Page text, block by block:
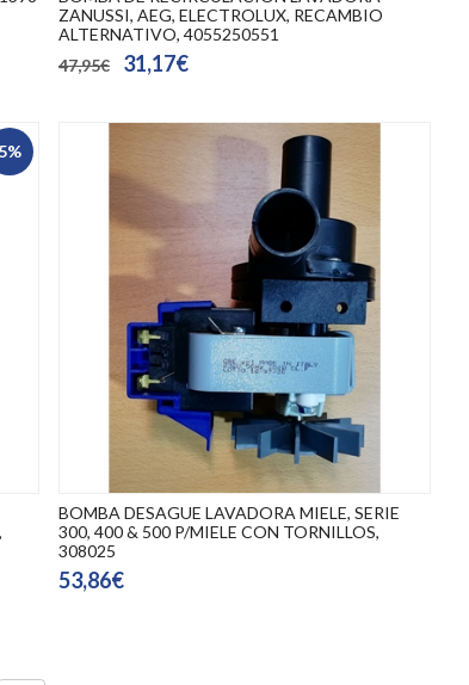
ZANUSSI, AEG, ELECTROLUX, RECAMBIO
ALTERNATIVO, 4055250551
47,95€
31,17€
5%
BOMBA DESAGUE LAVADORA MIELE, SERIE
300, 400 & 500 P/MIELE CON TORNILLOS,
308025
53,86€